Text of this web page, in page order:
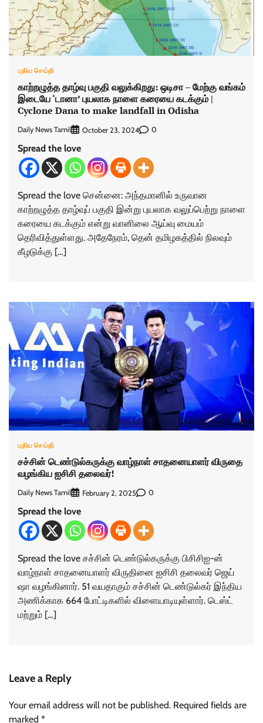
புதிய செய்தி
காற்றழுத்த தாழ்வு பகுதி வலுக்கிறது: ஒடிசா – மேற்கு வங்கம்
இடையே ‘டானா’ புயலாக நாளை கரையை கடக்கும் |
Cyclone Dana to make landfall in Odisha
Daily News Tamil October 23, 2024 0
Spread the love
Spread the love சென்னை: அந்தமானில் உருவான
காற்றழுத்த தாழ்வுப் பகுதி இன்று புயலாக வலுப்பெற்று நாளை
கரையை கடக்கும் என்று வானிலை ஆய்வு மையம்
தெரிவித்துள்ளது. அதேநேரம், தென் தமிழகத்தில் நிலவும்
கீழடுக்கு […]
புதிய செய்தி
சச்சின் டெண்டுல்கருக்கு வாழ்நாள் சாதனையாளர் விருதை
வழங்கிய ஐசிசி தலைவர்!
Daily News Tamil February 2, 2025 0
Spread the love
Spread the love சச்சின் டெண்டுல்கருக்கு பிசிசிஐ-ன்
வாழ்நாள் சாதனையாளர் விருதினை ஐசிசி தலைவர் ஜெய்
ஷா வழங்கினார். 51 வயதாகும் சச்சின் டெண்டுல்கர் இந்திய
அணிக்காக 664 போட்டிகளில் விளையாடியுள்ளார். டெஸ்ட்
மற்றும் […]
Leave a Reply
Your email address will not be published. Required fields are
marked *